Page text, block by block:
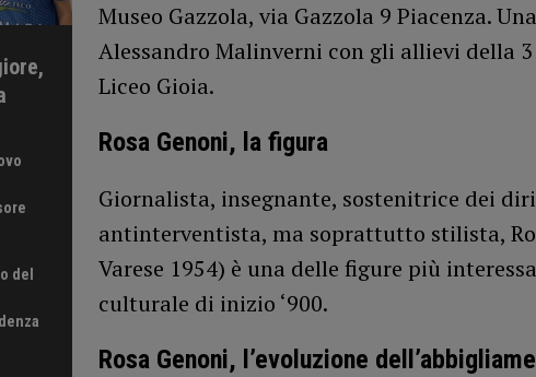
Museo Gazzola, via Gazzola 9 Piacenza.
Alessandro Malinverni con gli allievi della 3
Liceo Gioia.
Rosa Genoni, la figura
Giornalista, insegnante, sostenitrice dei
antinterventista, ma soprattutto stilista,
Varese 1954) è una delle figure più
culturale di inizio ‘900.
Rosa Genoni, l’evoluzione
del